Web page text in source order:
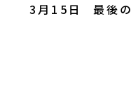
3月15日
最後